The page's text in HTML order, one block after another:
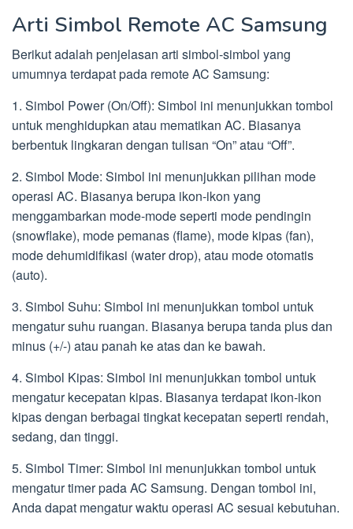
Arti Simbol Remote AC Samsung
Berikut adalah penjelasan arti simbol-simbol yang
umumnya terdapat pada remote AC Samsung:
1. Simbol Power (On/Off): Simbol ini menunjukkan tombol
untuk menghidupkan atau mematikan AC. Biasanya
berbentuk lingkaran dengan tulisan “On” atau “Off”.
2. Simbol Mode: Simbol ini menunjukkan pilihan mode
operasi AC. Biasanya berupa ikon-ikon yang
menggambarkan mode-mode seperti mode pendingin
(snowflake), mode pemanas (flame), mode kipas (fan),
mode dehumidifikasi (water drop), atau mode otomatis
(auto).
3. Simbol Suhu: Simbol ini menunjukkan tombol untuk
mengatur suhu ruangan. Biasanya berupa tanda plus dan
minus (+/-) atau panah ke atas dan ke bawah.
4. Simbol Kipas: Simbol ini menunjukkan tombol untuk
mengatur kecepatan kipas. Biasanya terdapat ikon-ikon
kipas dengan berbagai tingkat kecepatan seperti rendah,
sedang, dan tinggi.
5. Simbol Timer: Simbol ini menunjukkan tombol untuk
mengatur timer pada AC Samsung. Dengan tombol ini,
Anda dapat mengatur waktu operasi AC sesuai kebutuhan.